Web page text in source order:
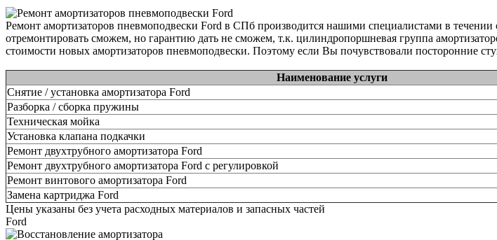
Ремонт амортизаторов пневмоподвески Ford в СПб производится нашими специалистами в
отремонтировать сможем, но гарантию дать не сможем, т.к. цилиндропоршневая группа
стоимости новых амортизаторов пневмоподвески. Поэтому если Вы почувствовали посторонние
Наименование услуги
Снятие / установка амортизатора Ford
Разборка / сборка пружины
Техническая мойка
Установка клапана подкачки
Ремонт двухтрубного амортизатора Ford
Ремонт двухтрубного амортизатора Ford с регулировкой
Ремонт винтового амортизатора Ford
Замена картриджа Ford
Цены указаны без учета расходных материалов и запасных частей
Ford